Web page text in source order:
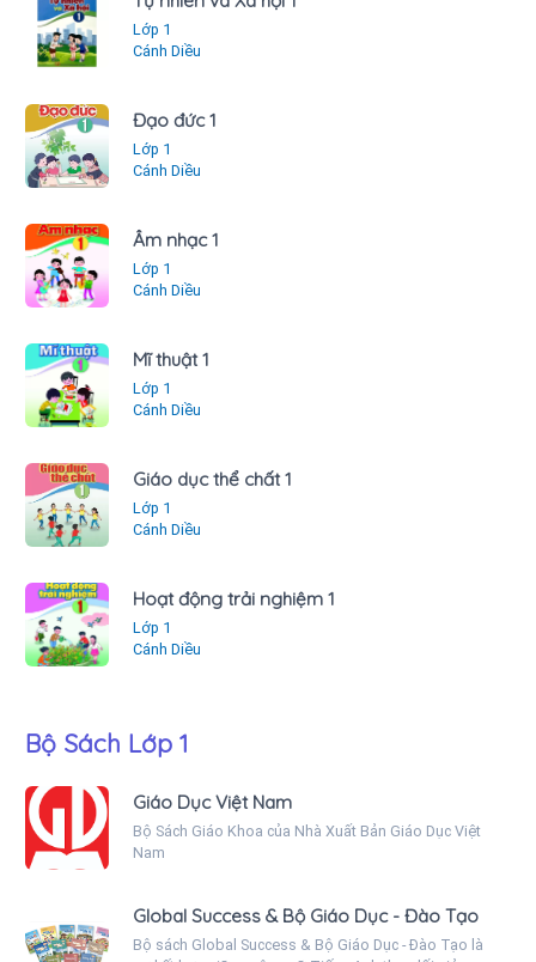
Lớp 1
Cánh Diều
Đạo đức 1
Lớp 1
Cánh Diều
Âm nhạc 1
Lớp 1
Cánh Diều
Mĩ thuật 1
Lớp 1
Cánh Diều
Giáo dục thể chất 1
Lớp 1
Cánh Diều
Hoạt động trải nghiệm 1
Lớp 1
Cánh Diều
Bộ Sách Lớp 1
Giáo Dục Việt Nam
Bộ Sách Giáo Khoa của Nhà Xuất Bản Giáo Dục Việt
Nam
Global Success & Bộ Giáo Dục - Đào Tạo
Bộ sách Global Success & Bộ Giáo Dục - Đào Tạo là